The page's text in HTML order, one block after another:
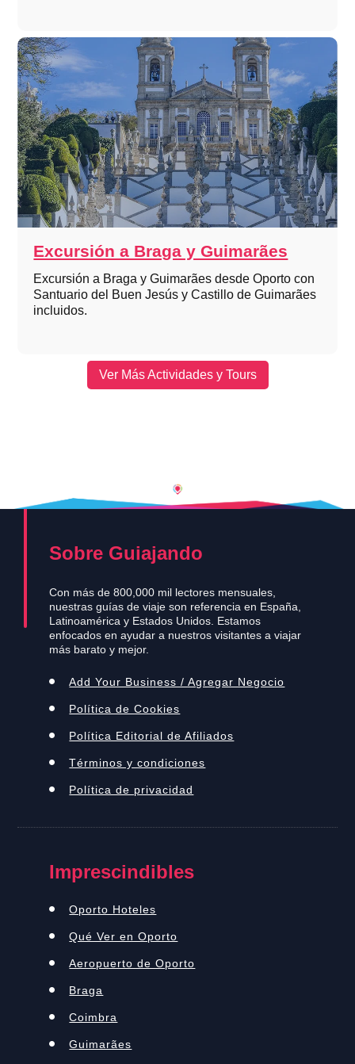
Excursión a Braga y Guimarães
Excursión a Braga y Guimarães desde Oporto con
Santuario del Buen Jesús y Castillo de Guimarães
incluidos.
Ver Más Actividades y Tours
Sobre Guiajando
Con más de 800,000 mil lectores mensuales,
nuestras guías de viaje son referencia en España,
Latinoamérica y Estados Unidos. Estamos
enfocados en ayudar a nuestros visitantes a viajar
más barato y mejor.
Add Your Business / Agregar Negocio
Política de Cookies
Política Editorial de Afiliados
Términos y condiciones
Política de privacidad
Imprescindibles
Oporto Hoteles
Qué Ver en Oporto
Aeropuerto de Oporto
Braga
Coimbra
Guimarães